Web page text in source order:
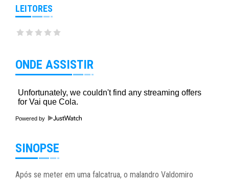
LEITORES
ONDE ASSISTIR
Powered by
SINOPSE
Após se meter em uma falcatrua, o malandro Valdomiro